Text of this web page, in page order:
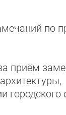
по
приём
городского